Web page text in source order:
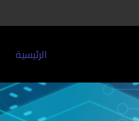
الرئيسية